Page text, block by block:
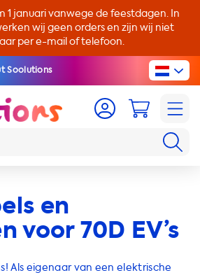
1 januari vanwege de feestdagen. In
wij geen orders en zijn wij niet
per e-mail of telefoon.
Soolutions
en
voor 70D EV’s
Als eigenaar van een elektrische